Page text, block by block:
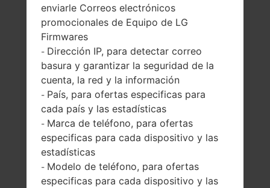
110 gramos (3.88
onzas)
Extraíble Li-Ion
900 mAh
Unknown
Mayo, 2008
enviarle Correos electrónicos
promocionales de Equipo de LG
Firmwares
- Dirección IP, para detectar correo
basura y garantizar la seguridad de la
cuenta, la red y la información
- País, para ofertas especificas para
cada país y las estadísticas
- Marca de teléfono, para ofertas
especificas para cada dispositivo y las
estadísticas
- Modelo de teléfono, para ofertas
especificas para cada dispositivo y las